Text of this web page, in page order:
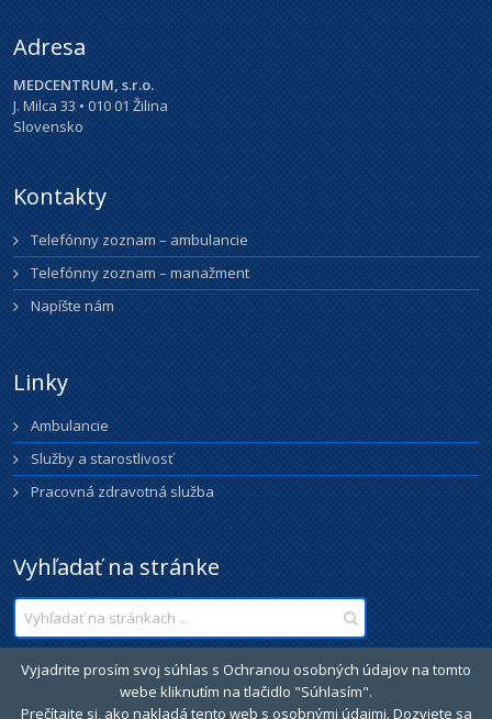
Adresa
MEDCENTRUM, s.r.o.
J. Milca 33 • 010 01 Žilina
Slovensko
Kontakty
Telefónny zoznam – ambulancie
Telefónny zoznam – manažment
Napíšte nám
Linky
Ambulancie
Služby a starostlivosť
Pracovná zdravotná služba
Vyhľadať na stránke
Vyjadrite prosím svoj súhlas s Ochranou osobných údajov na tomto
webe kliknutím na tlačidlo "Súhlasím".
Prečítajte si, ako nakladá tento web s osobnými údajmi. Dozviete sa